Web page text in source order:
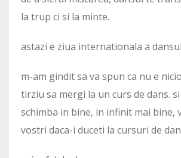
la trup ci si la minte.
astazi e ziua internationala a
m-am gindit sa va spun ca nu e
tirziu sa mergi la un curs de dans.
schimba in bine, in infinit mai bine,
vostri daca-i duceti la cursuri de